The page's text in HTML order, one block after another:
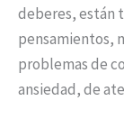
deberes, están
pensamientos,
problemas de
ansiedad, de